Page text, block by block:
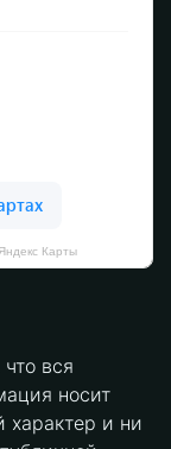
Карты
вся
носит
характер и ни